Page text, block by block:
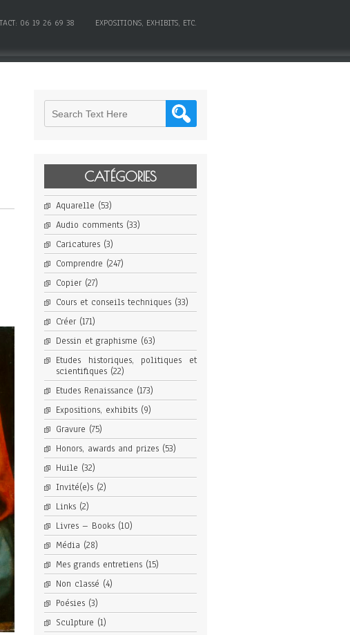
06 19 26 69 38 EXPOSITIONS, EXHIBITS, ETC.
CATÉGORIES
Aquarelle (53)
Audio comments(33)
Caricatures(3)
Comprendre (247)
Copier(27)
Cours et conseils techniques(33)
Créer(171)
Dessin et graphisme (63)
Etudes historiques, politiques et
scientifiques(22)
Etudes Renaissance (173)
Expositions, exhibits(9)
Gravure (75)
Honors, awards and prizes(53)
Huile (32)
Invité(e)s(2)
Links(2)
Livres – Books(10)
Média (28)
Mes grands entretiens(15)
Non classé (4)
Poésies(3)
Sculpture (1)